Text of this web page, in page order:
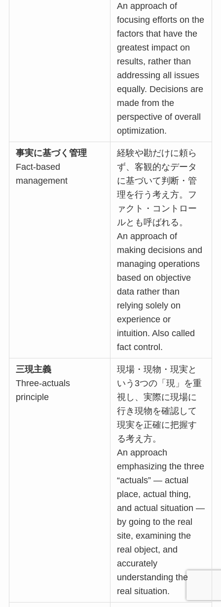
An approach of
focusing efforts on the
factors that have the
greatest impact on
results, rather than
addressing all issues
equally. Decisions are
made from the
perspective of overall
optimization.
事実に基づく管理
Fact-based
management
経験や勘だけに頼ら
ず、客観的なデータ
に基づいて判断・管
理を行う考え方。フ
ァクト・コントロー
ルとも呼ばれる。
An approach of
making decisions and
managing operations
based on objective
data rather than
relying solely on
experience or
intuition. Also called
fact control.
三現主義
Three-actuals
principle
現場・現物・現実と
いう3つの「現」を重
視し、実際に現場に
行き現物を確認して
現実を正確に把握す
る考え方。
An approach
emphasizing the three
“actuals” — actual
place, actual thing,
and actual situation —
by going to the real
site, examining the
real object, and
accurately
understanding the
real situation.